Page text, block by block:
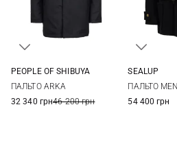
PEOPLE OF SHIBUYA
ПАЛЬТО ARKA
32 340 грн46 200 грн
SEALUP
ПАЛЬТО
54 400 грн